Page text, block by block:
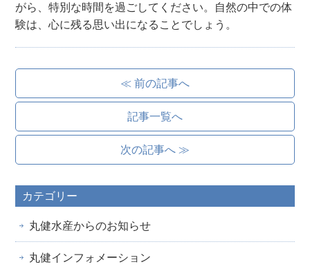
がら、特別な時間を過ごしてください。自然の中での体
験は、心に残る思い出になることでしょう。
≪ 前の記事へ
記事一覧へ
次の記事へ ≫
カテゴリー
丸健水産からのお知らせ
丸健インフォメーション